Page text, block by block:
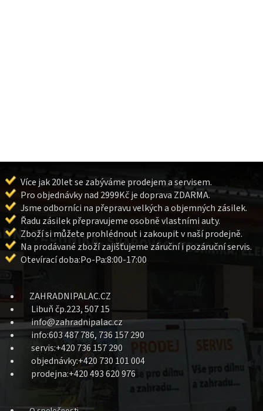
Více jak 20let se zabýváme prodejem a servisem.
Pro objednávky nad 2999Kč je doprava ZDARMA.
Jsme odborníci na přepravu velkých a objemných zásilek.
Řadu zásilek přepravujeme osobně vlastními auty.
Zboží si můžete prohlédnout i zakoupit v naší prodejně.
Na prodávané zboží zajišťujeme záruční i pozáruční servis.
Otevírací doba:Po-Pa:8:00-17:00
ZAHRADNIPALAC.CZ
Libuň čp.223, 507 15
info@zahradnipalac.cz
info:603 487 786, 736 157 290
servis:+420 736 157 290
objednávky:+420 730 101 004
prodejna:+420 493 620 976